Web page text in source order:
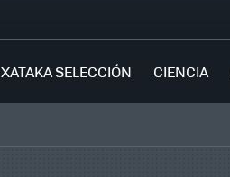
XATAKA SELECCIÓN CIENCIA